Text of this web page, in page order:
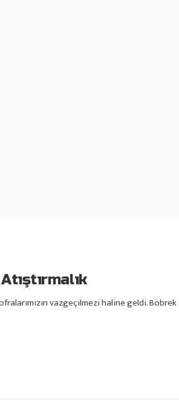
vazgeçilmezi haline geldi. Böbrek